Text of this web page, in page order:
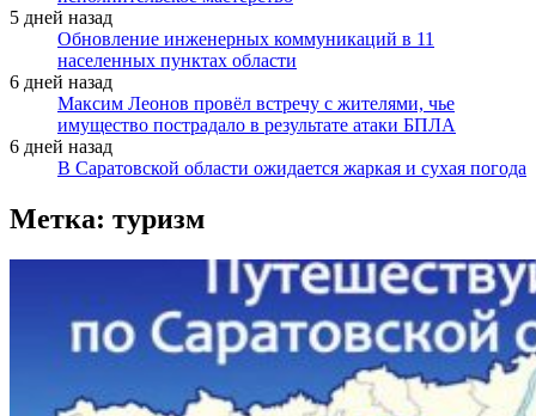
5 дней назад
Обновление инженерных коммуникаций в 11
населенных пунктах области
6 дней назад
Максим Леонов провёл встречу с жителями, чье
имущество пострадало в результате атаки БПЛА
6 дней назад
В Саратовской области ожидается жаркая и сухая погода
Метка: туризм